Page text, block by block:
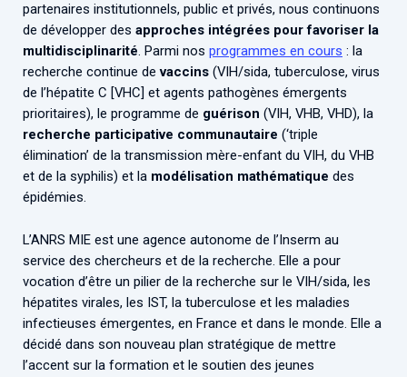
partenaires institutionnels, public et privés, nous continuons
de développer des approches intégrées pour favoriser la
multidisciplinarité. Parmi nos programmes en cours : la
recherche continue devaccins (VIH/sida, tuberculose, virus
de l’hépatite C [VHC] et agents pathogènes émergents
prioritaires), le programme de guérison (VIH, VHB, VHD), la
recherche participative communautaire (‘triple
élimination’ de la transmission mère-enfant du VIH, du VHB
et de la syphilis) et la modélisation mathématique des
épidémies.
L’ANRS MIE est une agence autonome de l’Inserm au
service des chercheurs et de la recherche. Elle a pour
vocation d’être un pilier de la recherche sur le VIH/sida, les
hépatites virales, les IST, la tuberculose et les maladies
infectieuses émergentes, en France et dans le monde. Elle a
décidé dans son nouveau plan stratégique de mettre
l’accent sur la formation et le soutien des jeunes